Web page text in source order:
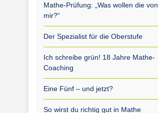
Mathe-Prüfung: „Was wollen die von
mir?“
Der Spezialist für die Oberstufe
Ich schreibe grün! 18 Jahre Mathe-
Coaching
Eine Fünf – und jetzt?
So wirst du richtig gut in Mathe